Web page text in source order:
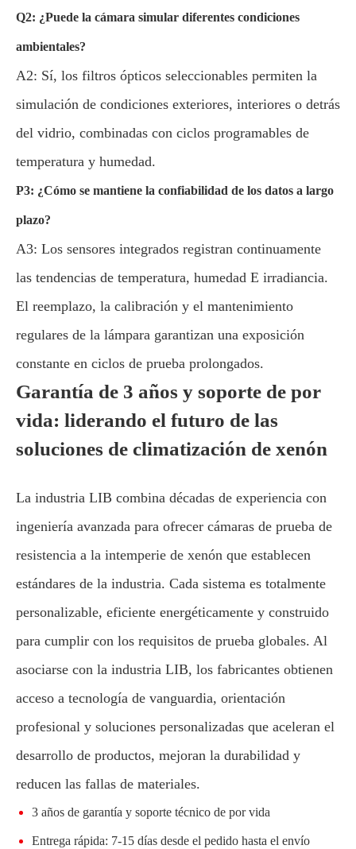
Q2: ¿Puede la cámara simular diferentes condiciones
ambientales?
A2: Sí, los filtros ópticos seleccionables permiten la
simulación de condiciones exteriores, interiores o detrás
del vidrio, combinadas con ciclos programables de
temperatura y humedad.
P3: ¿Cómo se mantiene la confiabilidad de los datos a largo
plazo?
A3: Los sensores integrados registran continuamente
las tendencias de temperatura, humedad E irradiancia.
El reemplazo, la calibración y el mantenimiento
regulares de la lámpara garantizan una exposición
constante en ciclos de prueba prolongados.
Garantía de 3 años y soporte de por
vida: liderando el futuro de las
soluciones de climatización de xenón
La industria LIB combina décadas de experiencia con
ingeniería avanzada para ofrecer cámaras de prueba de
resistencia a la intemperie de xenón que establecen
estándares de la industria. Cada sistema es totalmente
personalizable, eficiente energéticamente y construido
para cumplir con los requisitos de prueba globales. Al
asociarse con la industria LIB, los fabricantes obtienen
acceso a tecnología de vanguardia, orientación
profesional y soluciones personalizadas que aceleran el
desarrollo de productos, mejoran la durabilidad y
reducen las fallas de materiales.
3 años de garantía y soporte técnico de por vida
Entrega rápida: 7-15 días desde el pedido hasta el envío